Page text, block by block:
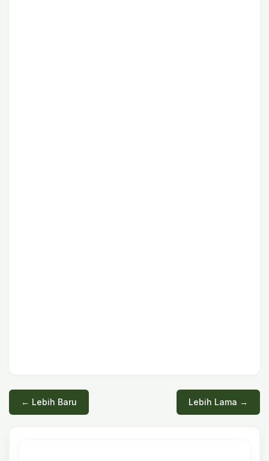
← Lebih Baru Lebih Lama →